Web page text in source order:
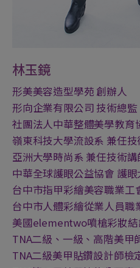
林玉鏡
形美美容造型學苑 創辦人
形向企業有限公司 技術總監
社團法人中華整體美學教育
嶺東科技大學流設系 兼任技
亞洲大學時尚系 兼任技術講
中華全球護眼公益協會 護眼
台中市指甲彩繪美容職業工
台中市人體彩繪從業人員職
美國elementwo噴槍彩妝
TNA二級、一級、高階美甲
TNA二級美甲貼鑽設計師檢